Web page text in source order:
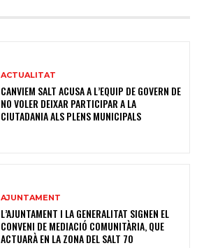
ACTUALITAT
CANVIEM SALT ACUSA A L’EQUIP DE GOVERN DE
NO VOLER DEIXAR PARTICIPAR A LA
CIUTADANIA ALS PLENS MUNICIPALS
AJUNTAMENT
L’AJUNTAMENT I LA GENERALITAT SIGNEN EL
CONVENI DE MEDIACIÓ COMUNITÀRIA, QUE
ACTUARÀ EN LA ZONA DEL SALT 70